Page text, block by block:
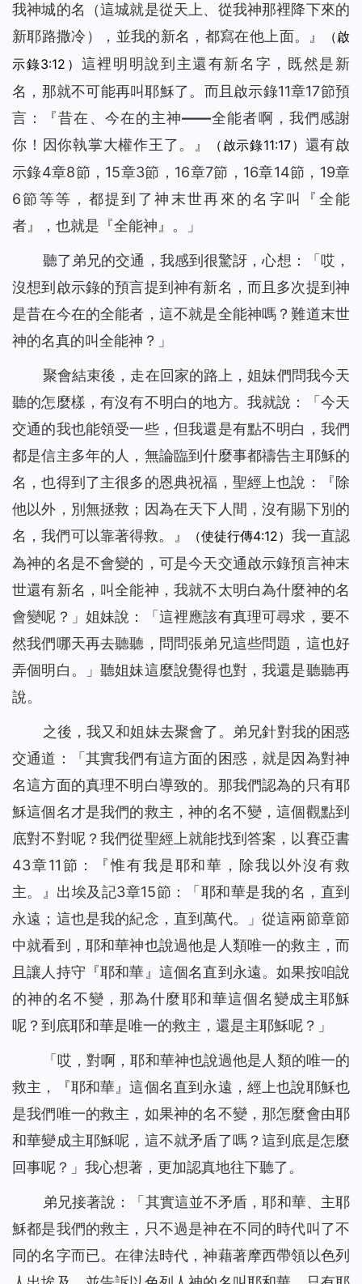
我神城的名（這城就是從天上、從我神那裡降下來的
新耶路撒冷），並我的新名，都寫在他上面。
』
（啟
示錄3:12） 這裡明明說到主還有新名字，既然是新
名，那就不可能再叫耶穌了。而且啟示錄11章17節預
言：『昔在、今在的主神——全能者啊，我們感謝
你！因你執掌大權作王了。
』 （啟示錄11:17） 還有啟
示錄4章8節，15章3節，16章7節，16章14節，19章
6節等等，都提到了神末世再來的名字叫『全能
者』，也就是『全能神』。」
聽了弟兄的交通，我感到很驚訝，心想：「哎，
沒想到啟示錄的預言提到神有新名，而且多次提到神
是昔在今在的全能者，這不就是全能神嗎？難道末世
神的名真的叫全能神？」
聚會結束後，走在回家的路上，姐妹們問我今天
聽的怎麼樣，有沒有不明白的地方。我就說：「今天
交通的我也能領受一些，但我還是有點不明白，我們
都是信主多年的人，無論臨到什麼事都禱告主耶穌的
名，也得到了主很多的恩典祝福，聖經上也說：『除
他以外，別無拯救；因為在天下人間，沒有賜下別的
名，我們可以靠著得救。』
（使徒行傳4:12） 我一直認
為神的名是不會變的，可是今天交通啟示錄預言神末
世還有新名，叫全能神，我就不太明白為什麼神的名
會變呢？」姐妹說：「這裡應該有真理可尋求，要不
然我們哪天再去聽聽，問問張弟兄這些問題，這也好
弄個明白。」聽姐妹這麼說覺得也對，我還是聽聽再
說。
之後，我又和姐妹去聚會了。弟兄針對我的困惑
交通道：「其實我們有這方面的困惑，就是因為對神
名這方面的真理不明白導致的。那我們認為的只有耶
穌這個名才是我們的救主，神的名不變，這個觀點到
底對不對呢？我們從聖經上就能找到答案，以賽亞書
43章11節：『惟有我是耶和華，除我以外沒有救
主。
』出埃及記3章15節：「 耶和華是我的名，直到
永遠；這也是我的紀念，直到萬代。
」從這兩節章節
中就看到，耶和華神也說過他是人類唯一的救主，而
且讓人持守『耶和華』這個名直到永遠。如果按咱說
的神的名不變，那為什麼耶和華這個名變成主耶穌
呢？到底耶和華是唯一的救主，還是主耶穌呢？」
「哎，對啊，耶和華神也說過他是人類的唯一的
救主，『耶和華』這個名直到永遠，經上也說耶穌也
是我們唯一的救主，如果神的名不變，那怎麼會由耶
和華變成主耶穌呢，這不就矛盾了嗎？這到底是怎麼
回事呢？」我心想著，更加認真地往下聽了。
弟兄接著說：「其實這並不矛盾，耶和華、主耶
穌都是我們的救主，只不過是神在不同的時代叫了不
同的名字而已。在律法時代，神藉著摩西帶領以色列